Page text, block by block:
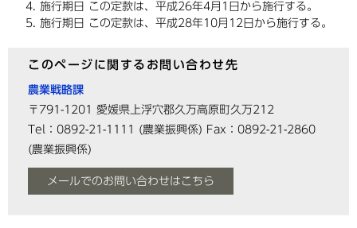
施行期日 この定款は、平成26年4月1日から施行する。
施行期日 この定款は、平成28年10月12日から施行する。
このページに関するお問い合わせ先
農業戦略課
〒791-1201
愛媛県上浮穴郡久万高原町久万212
Tel：0892-21-1111
(農業振興係) Fax：0892-21-2860
(農業振興係)
メールでのお問い合わせはこちら